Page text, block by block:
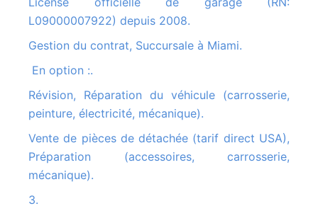
L09000007922) depuis 2008.
Gestion du contrat, Succursale à Miami.
En option :.
Révision, Réparation du véhicule (carrosserie,
peinture, électricité, mécanique).
Vente de pièces de détachée (tarif direct USA),
Préparation (accessoires, carrosserie,
mécanique).
3.